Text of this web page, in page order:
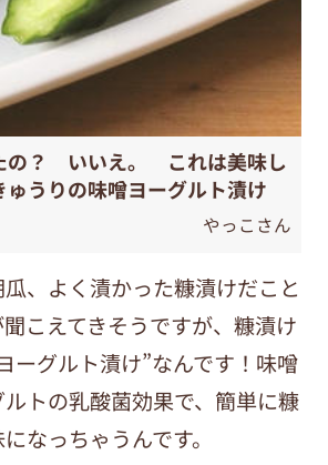
の？ いいえ。 これは美味し
うりの味噌ヨーグルト漬け
やっこさん
瓜、よく漬かった糠漬けだこと
こえてきそうですが、糠漬け
ーグルト漬け”なんです！味噌
トの乳酸菌効果で、簡単に糠
なっちゃうんです。